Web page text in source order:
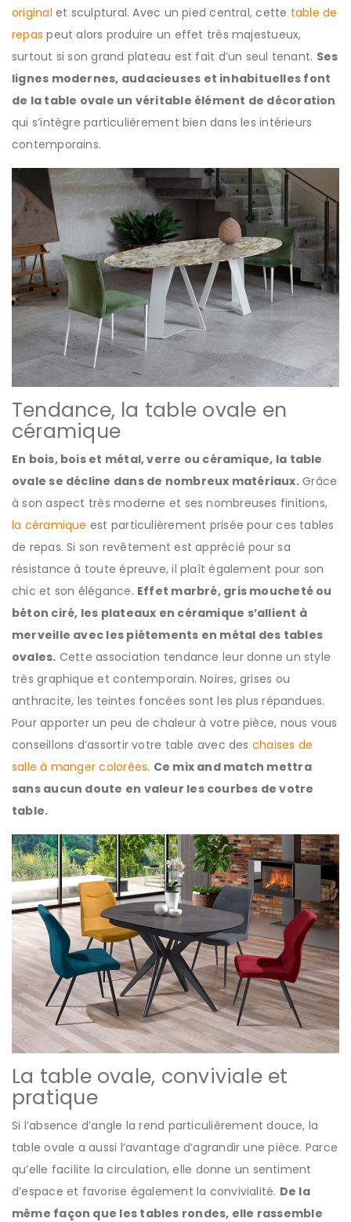
original et sculptural. Avec un pied central, cette table de
repas peut alors produire un effet très majestueux,
surtout si son grand plateau est fait d’un seul tenant. Ses
lignes modernes, audacieuses et inhabituelles font
de la table ovale un véritable élément de décoration
qui s’intègre particulièrement bien dans les intérieurs
contemporains.
Tendance, la table ovale en
céramique
En bois, bois et métal, verre ou céramique, la table
ovale se décline dans de nombreux matériaux.Grâce
à son aspect très moderne et ses nombreuses finitions,
la céramique est particulièrement prisée pour ces tables
de repas. Si son revêtement est apprécié pour sa
résistance à toute épreuve, il plaît également pour son
chic et son élégance. Effet marbré, gris moucheté ou
béton ciré, les plateaux en céramique s’allient à
merveille avec les piétements en métal des tables
ovales. Cette association tendance leur donne un style
très graphique et contemporain. Noires, grises ou
anthracite, les teintes foncées sont les plus répandues.
Pour apporter un peu de chaleur à votre pièce, nous vous
conseillons d’assortir votre table avec des chaises de
salle à manger colorées. Ce mix and match mettra
sans aucun doute en valeur les courbes de votre
table.
La table ovale, conviviale et
pratique
Si l’absence d’angle la rend particulièrement douce, la
table ovale a aussi l’avantage d’agrandir une pièce. Parce
qu’elle facilite la circulation, elle donne un sentiment
d’espace et favorise également la convivialité. De la
même façon que les tables rondes, elle rassemble